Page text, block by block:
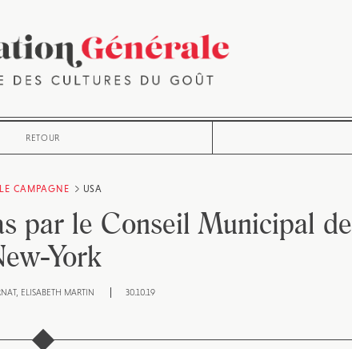
RETOUR
CAMPAGNE USA
par le Conseil Municipal de
York
ELISABETH MARTIN 30.10.19